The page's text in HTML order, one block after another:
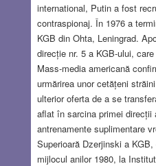
international, Putin a fost
contraspionaj. În 1976 a
KGB din Ohta, Leningrad.
direcție nr. 5 a KGB-ului,
Mass-media americană
urmărirea unor cetățeni
ulterior oferta de a se
aflat în sarcina primei
antrenamente suplimentare
Superioară Dzerjinski a
mijlocul anilor 1980, la